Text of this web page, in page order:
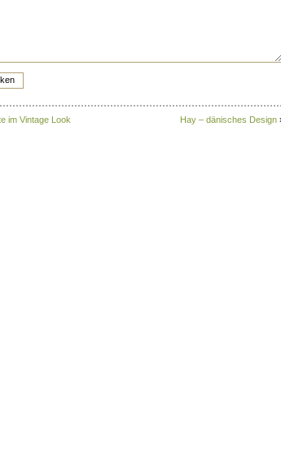
im Vintage Look Hay – dänisches Design